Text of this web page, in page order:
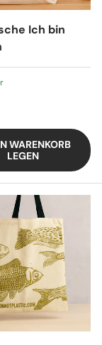
Ich bin
Preis
WARENKORB
LEGEN